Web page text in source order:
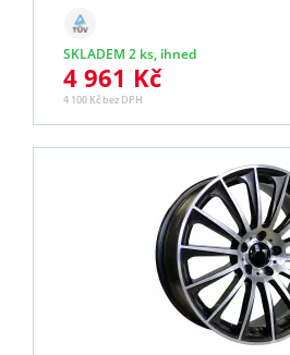
SKLADEM 2 ks, ihned
4 961 Kč
4 100 Kč bez DPH